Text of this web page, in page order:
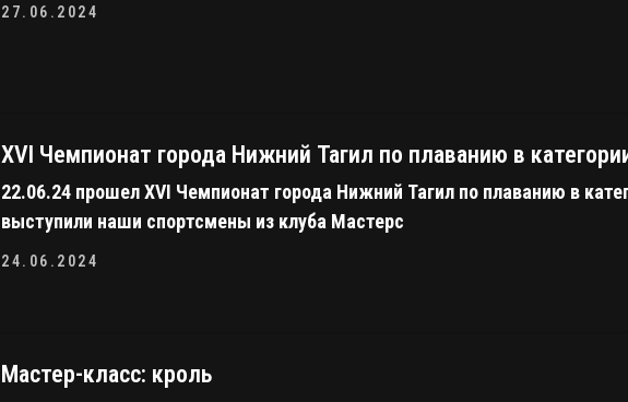
27.06.2024
XVI Чемпионат города Нижний Тагил по плаванию в
22.06.24 прошел XVI Чемпионат города Нижний Тагил по плаванию в
выступили наши спортсмены из клуба Мастерс
24.06.2024
Мастер-класс: кроль